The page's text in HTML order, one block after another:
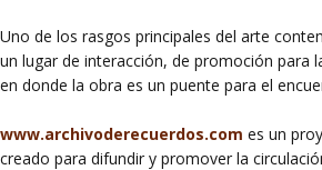
Uno de los rasgos principales del arte
un lugar de interacción, de promoción para
en donde la obra es un puente para el
www.archivoderecuerdos.com es un
creado para difundir y promover la